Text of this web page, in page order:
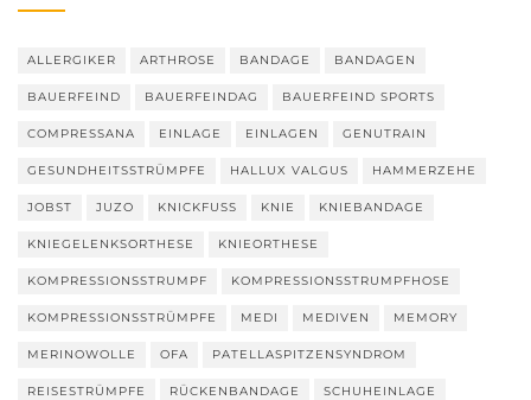
ALLERGIKER ARTHROSE BANDAGE BANDAGEN
BAUERFEIND BAUERFEINDAG BAUERFEIND SPORTS
COMPRESSANA EINLAGE EINLAGEN GENUTRAIN
GESUNDHEITSSTRÜMPFE HALLUX VALGUS HAMMERZEHE
JOBST JUZO KNICKFUSS KNIE KNIEBANDAGE
KNIEGELENKSORTHESE KNIEORTHESE
KOMPRESSIONSSTRUMPF KOMPRESSIONSSTRUMPFHOSE
KOMPRESSIONSSTRÜMPFE MEDI MEDIVEN MEMORY
MERINOWOLLE OFA PATELLASPITZENSYNDROM
REISESTRÜMPFE RÜCKENBANDAGE SCHUHEINLAGE